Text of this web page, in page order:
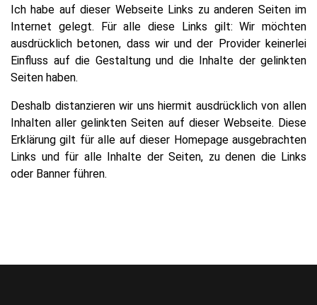
Ich habe auf dieser Webseite Links zu anderen Seiten im
Internet gelegt. Für alle diese Links gilt: Wir möchten
ausdrücklich betonen, dass wir und der Provider keinerlei
Einfluss auf die Gestaltung und die Inhalte der gelinkten
Seiten haben.
Deshalb distanzieren wir uns hiermit ausdrücklich von allen
Inhalten aller gelinkten Seiten auf dieser Webseite. Diese
Erklärung gilt für alle auf dieser Homepage ausgebrachten
Links und für alle Inhalte der Seiten, zu denen die Links
oder Banner führen.